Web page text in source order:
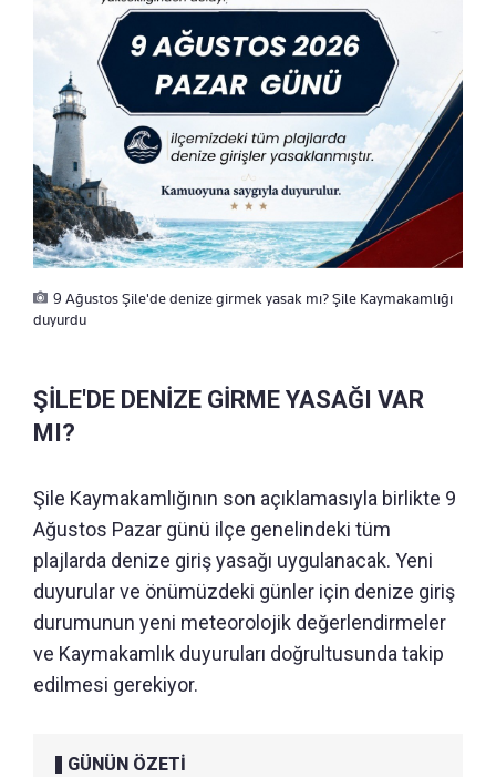
9 Ağustos Şile'de denize girmek yasak mı? Şile Kaymakamlığı
duyurdu
ŞİLE'DE DENİZE GİRME YASAĞI VAR
MI?
Şile Kaymakamlığının son açıklamasıyla birlikte 9
Ağustos Pazar günü ilçe genelindeki tüm
plajlarda denize giriş yasağı uygulanacak. Yeni
duyurular ve önümüzdeki günler için denize giriş
durumunun yeni meteorolojik değerlendirmeler
ve Kaymakamlık duyuruları doğrultusunda takip
edilmesi gerekiyor.
GÜNÜN ÖZETİ